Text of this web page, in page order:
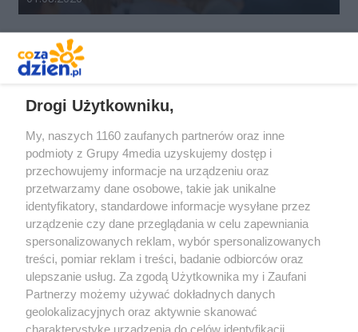
Redakcja Reklama Prywatność
Praca Łódź
the:protocol
Drogi Użytkowniku,
My, naszych 1160 zaufanych partnerów oraz inne
podmioty z Grupy 4media uzyskujemy dostęp i
przechowujemy informacje na urządzeniu oraz
przetwarzamy dane osobowe, takie jak unikalne
identyfikatory, standardowe informacje wysyłane przez
urządzenie czy dane przeglądania w celu zapewniania
spersonalizowanych reklam, wybór spersonalizowanych
treści, pomiar reklam i treści, badanie odbiorców oraz
ulepszanie usług. Za zgodą Użytkownika my i Zaufani
Partnerzy możemy używać dokładnych danych
geolokalizacyjnych oraz aktywnie skanować
charakterystykę urządzenia do celów identyfikacji.